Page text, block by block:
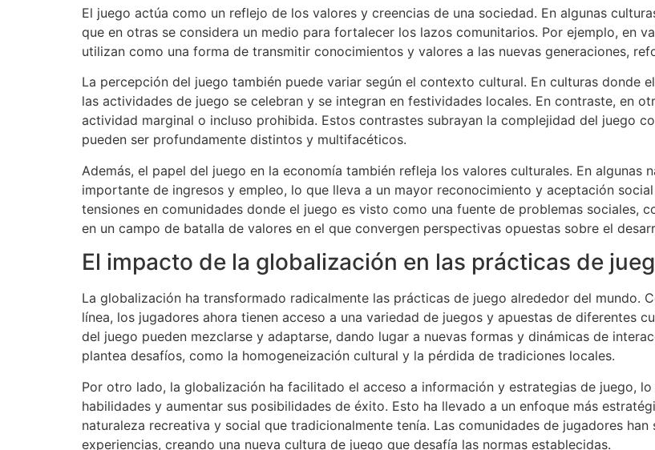
El juego actúa como un reflejo de los valores y creencias de una sociedad. En algunas
que en otras se considera un medio para fortalecer los lazos comunitarios. Por ejemplo, en
utilizan como una forma de transmitir conocimientos y valores a las nuevas generaciones,
La percepción del juego también puede variar según el contexto cultural. En culturas donde
las actividades de juego se celebran y se integran en festividades locales. En contraste, en
actividad marginal o incluso prohibida. Estos contrastes subrayan la complejidad del juego
pueden ser profundamente distintos y multifacéticos.
Además, el papel del juego en la economía también refleja los valores culturales. En algunas
importante de ingresos y empleo, lo que lleva a un mayor reconocimiento y aceptación
tensiones en comunidades donde el juego es visto como una fuente de problemas sociales,
en un campo de batalla de valores en el que convergen perspectivas opuestas sobre el
El impacto de la globalización en las prácticas de
La globalización ha transformado radicalmente las prácticas de juego alrededor del mundo.
línea, los jugadores ahora tienen acceso a una variedad de juegos y apuestas de diferentes
del juego pueden mezclarse y adaptarse, dando lugar a nuevas formas y dinámicas de
plantea desafíos, como la homogeneización cultural y la pérdida de tradiciones locales.
Por otro lado, la globalización ha facilitado el acceso a información y estrategias de juego,
habilidades y aumentar sus posibilidades de éxito. Esto ha llevado a un enfoque más
naturaleza recreativa y social que tradicionalmente tenía. Las comunidades de jugadores
experiencias, creando una nueva cultura de juego que desafía las normas establecidas.